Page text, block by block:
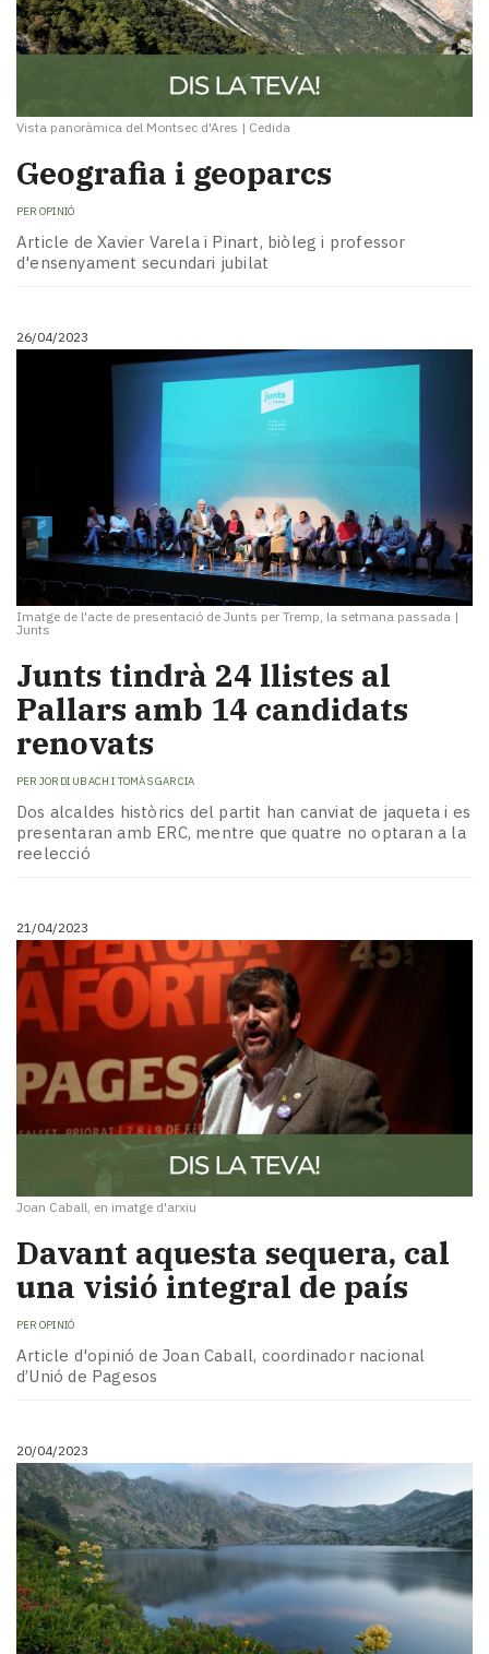
Vista panoràmica del Montsec d'Ares | Cedida
Geografia i geoparcs
PER OPINIÓ
Article de Xavier Varela i Pinart, biòleg i professor
d'ensenyament secundari jubilat
26/04/2023
Imatge de l'acte de presentació de Junts per Tremp, la setmana passada |
Junts
Junts tindrà 24 llistes al
Pallars amb 14 candidats
renovats
PER JORDI UBACH I TOMÀS GARCIA
Dos alcaldes històrics del partit han canviat de jaqueta i es
presentaran amb ERC, mentre que quatre no optaran a la
reelecció
21/04/2023
Joan Caball, en imatge d'arxiu
Davant aquesta sequera, cal
una visió integral de país
PER OPINIÓ
Article d'opinió de Joan Caball, coordinador nacional
d’Unió de Pagesos
20/04/2023